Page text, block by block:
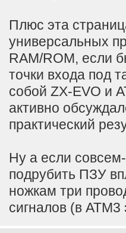
Плюс эта
универсальных
RAM/ROM, если
точки входа под
собой ZX-EVO и
активно
практический
Ну а если
подрубить ПЗУ
ножкам три
сигналов (в АТМ3